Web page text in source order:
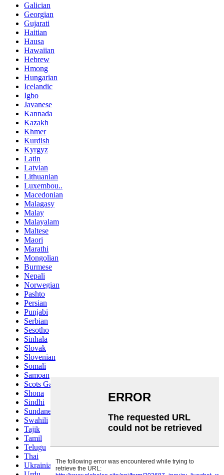
Galician
Georgian
Gujarati
Haitian
Hausa
Hawaiian
Hebrew
Hmong
Hungarian
Icelandic
Igbo
Javanese
Kannada
Kazakh
Khmer
Kurdish
Kyrgyz
Latin
Latvian
Lithuanian
Luxembou..
Macedonian
Malagasy
Malay
Malayalam
Maltese
Maori
Marathi
Mongolian
Burmese
Nepali
Norwegian
Pashto
Persian
Punjabi
Serbian
Sesotho
Sinhala
Slovak
Slovenian
Somali
Samoan
Scots Gaelic
Shona
Sindhi
Sundanese
Swahili
Tajik
Tamil
Telugu
Thai
Ukrainian